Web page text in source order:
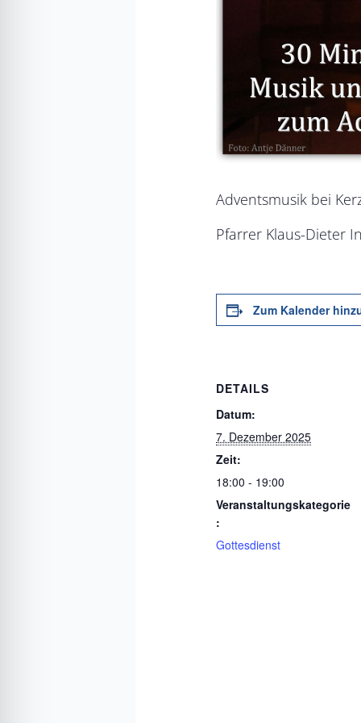
Adventsmusik bei
Pfarrer Klaus-Dieter
Zum Kalender
DETAILS
Datum:
7. Dezember 2025
Zeit:
18:00 - 19:00
Veranstaltungskategorie
:
Gottesdienst